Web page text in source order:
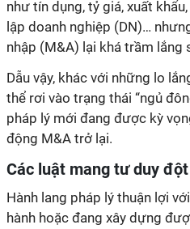
như tín dụng, tỷ giá, xuất
lập doanh nghiệp (DN)…
nhập (M&A) lại khá trầm lắng
Dẫu vậy, khác với những lo
thể rơi vào trạng thái “ngủ
pháp lý mới đang được kỳ
động M&A trở lại.
Các luật mang tư duy
Hành lang pháp lý thuận lợi
hành hoặc đang xây dựng